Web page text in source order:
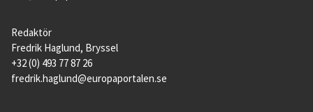
Redaktör
Fredrik Haglund, Bryssel
+32 (0) 493 77 87 26
fredrik.haglund@europaportalen.se